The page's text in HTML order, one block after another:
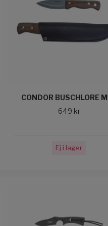
CONDOR BUSCHLORE
649 kr
Ej i lager